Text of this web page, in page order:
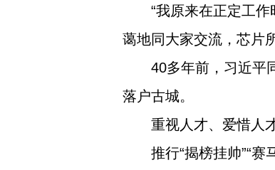
“我原来在正定工
蔼地同大家交流，芯片
40多年前，习近平
落户古城。
重视人才、爱惜人
推行“揭榜挂帅”“